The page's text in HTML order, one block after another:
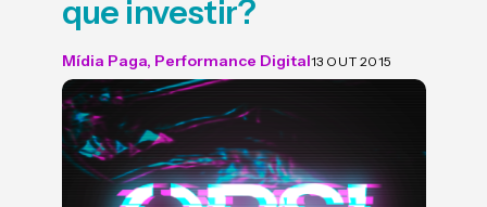
que investir?
Mídia Paga, Performance Digital13 OUT 2015